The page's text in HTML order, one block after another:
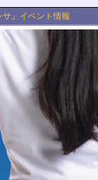
サ』イベント情報